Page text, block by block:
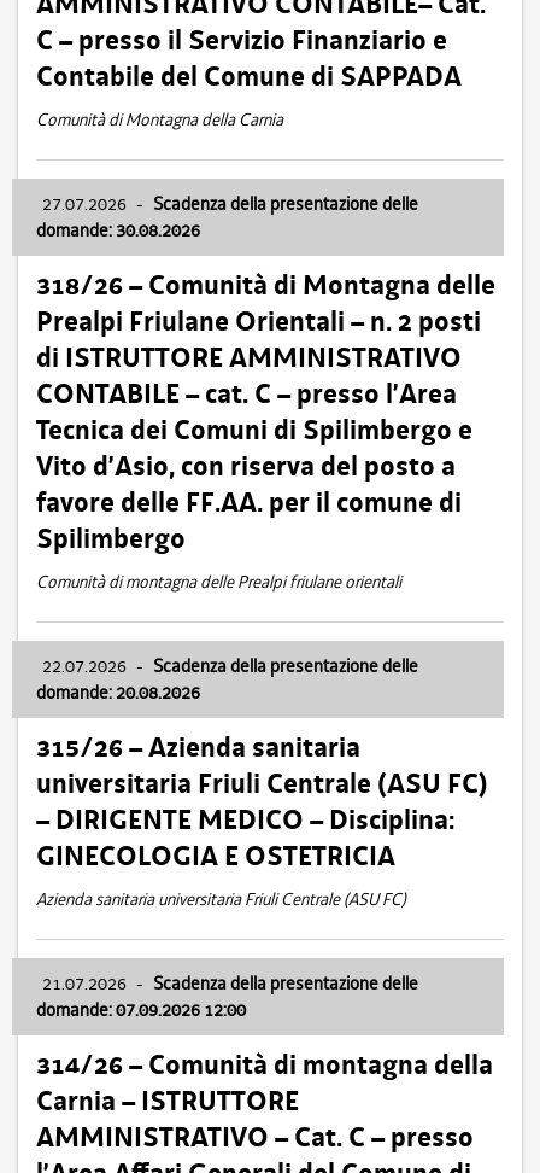
C – presso il Servizio Finanziario e
Contabile del Comune di SAPPADA
Comunità di Montagna della Carnia
27.07.2026 - Scadenza della presentazione delle
domande: 30.08.2026
318/26 – Comunità di Montagna delle
Prealpi Friulane Orientali – n. 2 posti
di ISTRUTTORE AMMINISTRATIVO
CONTABILE – cat. C – presso l’Area
Tecnica dei Comuni di Spilimbergo e
Vito d’Asio, con riserva del posto a
favore delle FF.AA. per il comune di
Spilimbergo
Comunità di montagna delle Prealpi friulane orientali
22.07.2026 - Scadenza della presentazione delle
domande: 20.08.2026
315/26 – Azienda sanitaria
universitaria Friuli Centrale (ASU FC)
– DIRIGENTE MEDICO – Disciplina:
GINECOLOGIA E OSTETRICIA
Azienda sanitaria universitaria Friuli Centrale (ASU FC)
21.07.2026 - Scadenza della presentazione delle
domande: 07.09.2026 12:00
314/26 – Comunità di montagna della
Carnia – ISTRUTTORE
AMMINISTRATIVO – Cat. C – presso